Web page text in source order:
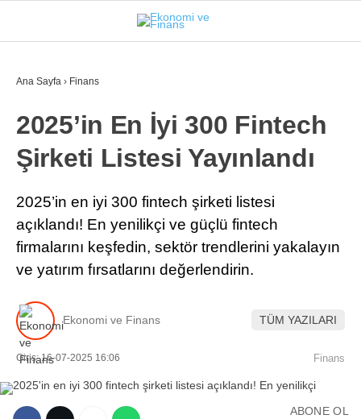
İSTANBUL
GÜNDEM
EKONOMI
FINANS
BORSA
TEKNOLOJI
OTOMOBIL
Ana Sayfa › Finans
2025’in En İyi 300 Fintech
Şirketi Listesi Yayınlandı
2025’in en iyi 300 fintech şirketi listesi
açıklandı! En yenilikçi ve güçlü fintech
firmalarını keşfedin, sektör trendlerini yakalayın
ve yatırım fırsatlarını değerlendirin.
Ekonomi ve Finans TÜM YAZILARI
Giriş: 16-07-2025 16:06 Finans
ABONE OL